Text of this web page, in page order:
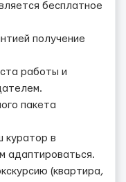
бесплатное
получение
работы и
пакета
куратор в
адаптироваться.
(квартира,